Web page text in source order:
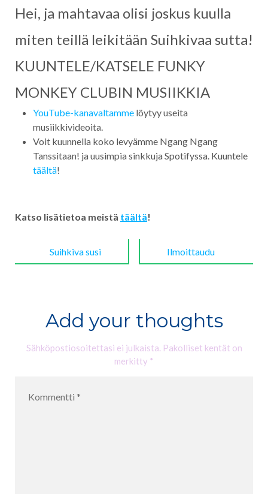
Hei, ja mahtavaa olisi joskus kuulla
miten teillä leikitään Suihkivaa sutta!
KUUNTELE/KATSELE FUNKY
MONKEY CLUBIN MUSIIKKIA
YouTube-kanavaltamme löytyy useita
musiikkivideoita.
Voit kuunnella koko levyämme Ngang Ngang
Tanssitaan! ja uusimpia sinkkuja Spotifyssa. Kuuntele
täältä!
Katso lisätietoa meistä täältä!
navigationSuihkiva susi
Ilmoittaudu
Add your thoughts
Sähköpostiosoitettasi ei julkaista. Pakolliset kentät on
merkitty *